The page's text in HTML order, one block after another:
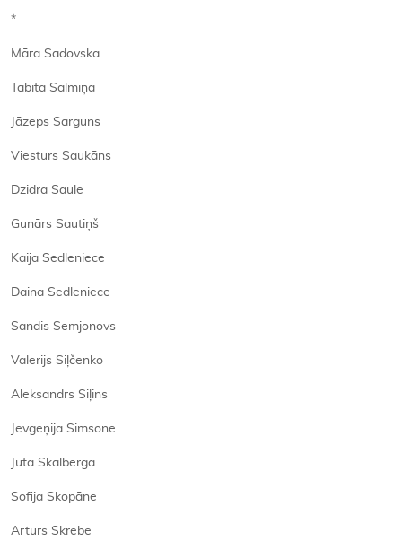
*
Māra Sadovska
Tabita Salmiņa
Jāzeps Sarguns
Viesturs Saukāns
Dzidra Saule
Gunārs Sautiņš
Kaija Sedleniece
Daina Sedleniece
Sandis Semjonovs
Valerijs Siļčenko
Aleksandrs Siļins
Jevgeņija Simsone
Juta Skalberga
Sofija Skopāne
Arturs Skrebe